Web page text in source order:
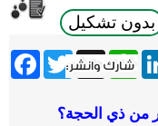
بدون تشكيل
Twitter X
WhatsApp
من ذي الحجة؟